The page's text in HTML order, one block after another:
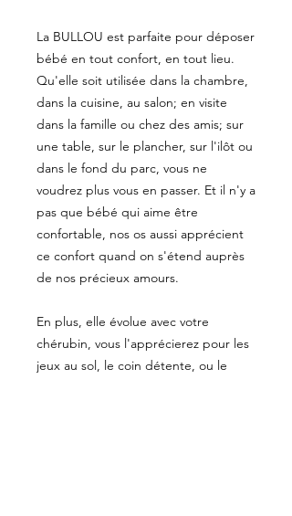
La BULLOU est parfaite pour déposer
bébé en tout confort, en tout lieu.
Qu'elle soit utilisée dans la chambre,
dans la cuisine, au salon; en visite
dans la famille ou chez des amis; sur
une table, sur le plancher, sur l'ilôt ou
dans le fond du parc, vous ne
voudrez plus vous en passer. Et il n'y a
pas que bébé qui aime être
confortable, nos os aussi apprécient
ce confort quand on s'étend auprès
de nos précieux amours.
En plus, elle évolue avec votre
chérubin, vous l'apprécierez pour les
jeux au sol, le coin détente, ou le